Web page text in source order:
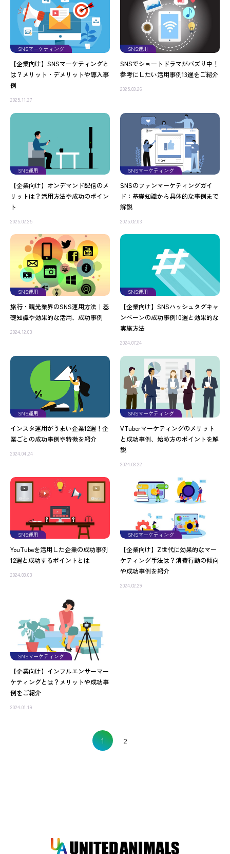
SNSマーケティング
【企業向け】SNSマーケティングと
は？メリット・デメリットや導入事
例
2025.11.27
SNS運用
SNSでショートドラマがバズり中！
参考にしたい活用事例13選をご紹介
2025.03.26
SNS運用
【企業向け】オンデマンド配信のメ
リットは？活用方法や成功のポイン
ト
2025.02.25
SNSマーケティング
SNSのファンマーケティングガイ
ド：基礎知識から具体的な事例まで
解説
2025.02.03
SNS運用
旅行・観光業界のSNS運用方法｜基
礎知識や効果的な活用、成功事例
2024.12.03
SNS運用
【企業向け】SNSハッシュタグキャ
ンペーンの成功事例10選と効果的な
実施方法
2024.07.24
SNS運用
インスタ運用がうまい企業12選！企
業ごとの成功事例や特徴を紹介
2024.04.24
SNSマーケティング
VTuberマーケティングのメリット
と成功事例、始め方のポイントを解
説
2024.03.22
SNS運用
YouTubeを活用した企業の成功事例
12選と成功するポイントとは
2024.03.03
SNSマーケティング
【企業向け】Z世代に効果的なマー
ケティング手法は？消費行動の傾向
や成功事例を紹介
2024.02.29
SNSマーケティング
【企業向け】インフルエンサーマー
ケティングとは？メリットや成功事
例をご紹介
2024.01.19
1 2